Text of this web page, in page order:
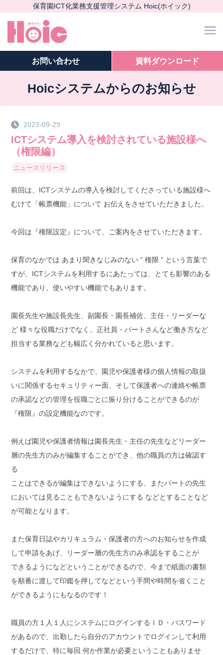
保育園ICT化業務支援管理システム Hoic(ホイック)
お問い合わせ 資料ダウンロード
Hoicシステムからのお知らせ
2023-09-29
ICTシステム導入を検討されている施設様へ
（権限編）
ニュース リリース
前回は、ICTシステムの導入を検討してくださっている施設様へ
むけて「帳票機能」について お伝えをさせていただきました。
今回は『権限設定』について、ご案内をさせていただきます。
保育のなかでは あまり聞きなじみのない “ 権限 ” という言葉で
すが、ICTシステムを利用するにあたっては、とても影響のある
機能であり、使いやすい機能でもあります。
園長先生や施設長先生、副園長・園長補佐、主任・リーダーな
ど 様々な役職だけでなく、正社員・パートさんなど働き方など
担当する業務なども幅広く分かれていると思います。
システムを利用するなかで、園児や保護者様の個人情報の取扱
いに関係するセキュリティー面、そして保護者への連絡や帳票
の承認などの管理を役職ごとに振り分けることができるのが
『権限』の設定機能なのです。
例えば園児や保護者情報は園長先生・主任の先生などリーダー
層の先生方のみが編集することができ、他の職員の方は確認す
る
ことはできるが編集はできないようにする、またパートの先生
においては見ることもできないようにする などとすることなど
が可能となります。
また保育日誌やカリキュラム・保護者の方へのお知らせを作成
して申請をあげ、リーダー層の先生方のみ承認をすることが
できるようになどということができるので、今まで紙面の書類
を順番に渡して印鑑を押してなどという手間や時間を省くこと
ができるようにもなるのです！
職員の方１人１人にシステムにログインするＩＤ・パスワード
があるので、出勤したら自分のアカウントでログインして利用
するだけで、特に毎回 何か作業が必要ということもありませ